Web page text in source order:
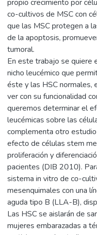
propio crecimiento por
co-cultivos de MSC con
que las MSC protegen a
de la apoptosis,
tumoral.
En este trabajo se quiere
nicho leucémico que
éste y las HSC normales,
ver con su funcionalidad
queremos determinar el
leucémicas sobre las
complementa otro
efecto de células stem
proliferación y
pacientes (DIB 2010).
sistema in vitro de co-
mesenquimales con una
aguda tipo B (LLA-B),
Las HSC se aislarán de
mujeres embarazadas a